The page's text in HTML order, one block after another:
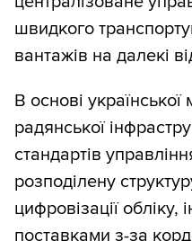
швидкого
вантажів на далекі
В основі
радянської
стандартів
розподілену
цифровізації обліку,
поставками з-за